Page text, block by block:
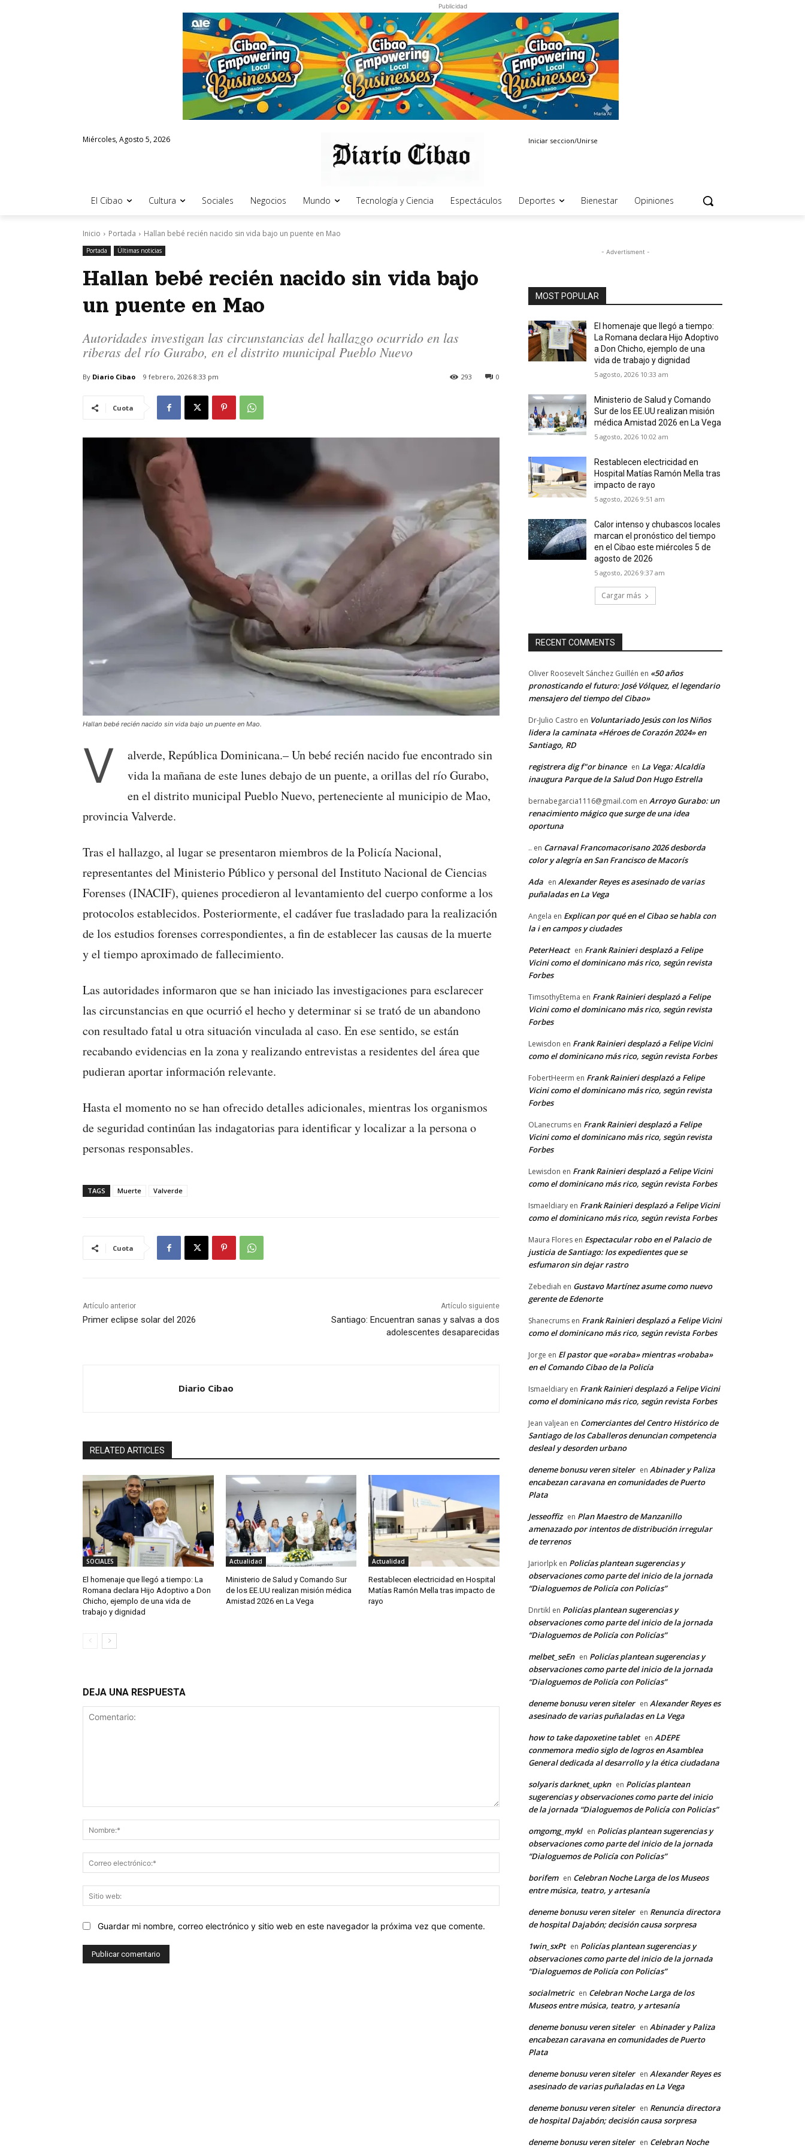
Publicidad
Miércoles, Agosto 5, 2026 Iniciar seccion/Unirse
El Cibao Cultura Sociales Negocios Mundo Tecnología y Ciencia Espectáculos Deportes Bienestar Opiniones
Inicio Portada Hallan bebé recién nacido sin vida bajo un puente en Mao
Portada Últimas noticias
Hallan bebé recién nacido sin vida bajo
un puente en Mao
Autoridades investigan las circunstancias del hallazgo ocurrido en las
riberas del río Gurabo, en el distrito municipal Pueblo Nuevo
By Diario Cibao 9 febrero, 2026 8:33 pm 0
293
Cuota
Hallan bebé recién nacido sin vida bajo un puente en Mao.
V
alverde, República Dominicana.– Un bebé recién nacido fue encontrado sin
vida la mañana de este lunes debajo de un puente, a orillas del río Gurabo,
en el distrito municipal Pueblo Nuevo, perteneciente al municipio de Mao,
provincia Valverde.
Tras el hallazgo, al lugar se presentaron miembros de la Policía Nacional,
representantes del Ministerio Público y personal del Instituto Nacional de Ciencias
Forenses (INACIF), quienes procedieron al levantamiento del cuerpo conforme a los
protocolos establecidos. Posteriormente, el cadáver fue trasladado para la realización
de los estudios forenses correspondientes, a fin de establecer las causas de la muerte
y el tiempo aproximado de fallecimiento.
Las autoridades informaron que se han iniciado las investigaciones para esclarecer
las circunstancias en que ocurrió el hecho y determinar si se trató de un abandono
con resultado fatal u otra situación vinculada al caso. En ese sentido, se están
recabando evidencias en la zona y realizando entrevistas a residentes del área que
pudieran aportar información relevante.
Hasta el momento no se han ofrecido detalles adicionales, mientras los organismos
de seguridad continúan las indagatorias para identificar y localizar a la persona o
personas responsables.
TAGS Muerte Valverde
Cuota
Artículo anterior
Primer eclipse solar del 2026
Artículo siguiente
Santiago: Encuentran sanas y salvas a dos
adolescentes desaparecidas
Diario Cibao
RELATED ARTICLES
SOCIALES
El homenaje que llegó a tiempo: La
Romana declara Hijo Adoptivo a Don
Chicho, ejemplo de una vida de
trabajo y dignidad
Actualidad
Ministerio de Salud y Comando Sur
de los EE.UU realizan misión médica
Amistad 2026 en La Vega
Actualidad
Restablecen electricidad en Hospital
Matías Ramón Mella tras impacto de
rayo
DEJA UNA RESPUESTA
electrónico:*
web:
Guardar mi nombre, correo electrónico y sitio web en este navegador la próxima vez que comente.
- Advertisment -
MOST POPULAR
El homenaje que llegó a tiempo:
La Romana declara Hijo Adoptivo
a Don Chicho, ejemplo de una
vida de trabajo y dignidad
5 agosto, 2026 10:33 am
Ministerio de Salud y Comando
Sur de los EE.UU realizan misión
médica Amistad 2026 en La Vega
5 agosto, 2026 10:02 am
Restablecen electricidad en
Hospital Matías Ramón Mella tras
impacto de rayo
5 agosto, 2026 9:51 am
Calor intenso y chubascos locales
marcan el pronóstico del tiempo
en el Cibao este miércoles 5 de
agosto de 2026
5 agosto, 2026 9:37 am
Cargar más
RECENT COMMENTS
Oliver Roosevelt Sánchez Guillén en «50 años
pronosticando el futuro: José Vólquez, el legendario
mensajero del tiempo del Cibao»
Dr-Julio Castro en Voluntariado Jesús con los Niños
lidera la caminata «Héroes de Corazón 2024» en
Santiago, RD
registrera dig f"or binance en La Vega: Alcaldía
inaugura Parque de la Salud Don Hugo Estrella
bernabegarcia1116@gmail.com en Arroyo Gurabo: un
renacimiento mágico que surge de una idea
oportuna
.. en Carnaval Francomacorisano 2026 desborda
color y alegría en San Francisco de Macorís
Ada en Alexander Reyes es asesinado de varias
puñaladas en La Vega
Angela en Explican por qué en el Cibao se habla con
la i en campos y ciudades
PeterHeact en Frank Rainieri desplazó a Felipe
Vicini como el dominicano más rico, según revista
Forbes
TimsothyEtema en Frank Rainieri desplazó a Felipe
Vicini como el dominicano más rico, según revista
Forbes
Lewisdon en Frank Rainieri desplazó a Felipe Vicini
como el dominicano más rico, según revista Forbes
FobertHeerm en Frank Rainieri desplazó a Felipe
Vicini como el dominicano más rico, según revista
Forbes
OLanecrums en Frank Rainieri desplazó a Felipe
Vicini como el dominicano más rico, según revista
Forbes
Lewisdon en Frank Rainieri desplazó a Felipe Vicini
como el dominicano más rico, según revista Forbes
Ismaeldiary en Frank Rainieri desplazó a Felipe Vicini
como el dominicano más rico, según revista Forbes
Maura Flores en Espectacular robo en el Palacio de
justicia de Santiago: los expedientes que se
esfumaron sin dejar rastro
Zebediah en Gustavo Martínez asume como nuevo
gerente de Edenorte
Shanecrums en Frank Rainieri desplazó a Felipe Vicini
como el dominicano más rico, según revista Forbes
Jorge en El pastor que «oraba» mientras «robaba»
en el Comando Cibao de la Policía
Ismaeldiary en Frank Rainieri desplazó a Felipe Vicini
como el dominicano más rico, según revista Forbes
Jean valjean en Comerciantes del Centro Histórico de
Santiago de los Caballeros denuncian competencia
desleal y desorden urbano
deneme bonusu veren siteler en Abinader y Paliza
encabezan caravana en comunidades de Puerto
Plata
Jesseoffiz en Plan Maestro de Manzanillo
amenazado por intentos de distribución irregular
de terrenos
Jariorlpk en Policías plantean sugerencias y
observaciones como parte del inicio de la jornada
“Dialoguemos de Policía con Policías”
Dnrtikl en Policías plantean sugerencias y
observaciones como parte del inicio de la jornada
“Dialoguemos de Policía con Policías”
melbet_seEn en Policías plantean sugerencias y
observaciones como parte del inicio de la jornada
“Dialoguemos de Policía con Policías”
deneme bonusu veren siteler en Alexander Reyes es
asesinado de varias puñaladas en La Vega
how to take dapoxetine tablet en ADEPE
conmemora medio siglo de logros en Asamblea
General dedicada al desarrollo y la ética ciudadana
solyaris darknet_upkn en Policías plantean
sugerencias y observaciones como parte del inicio
de la jornada “Dialoguemos de Policía con Policías”
omgomg_mykl en Policías plantean sugerencias y
observaciones como parte del inicio de la jornada
“Dialoguemos de Policía con Policías”
borifem en Celebran Noche Larga de los Museos
entre música, teatro, y artesanía
deneme bonusu veren siteler en Renuncia directora
de hospital Dajabón; decisión causa sorpresa
1win_sxPt en Policías plantean sugerencias y
observaciones como parte del inicio de la jornada
“Dialoguemos de Policía con Policías”
socialmetric en Celebran Noche Larga de los
Museos entre música, teatro, y artesanía
deneme bonusu veren siteler en Abinader y Paliza
encabezan caravana en comunidades de Puerto
Plata
deneme bonusu veren siteler en Alexander Reyes es
asesinado de varias puñaladas en La Vega
deneme bonusu veren siteler en Renuncia directora
de hospital Dajabón; decisión causa sorpresa
deneme bonusu veren siteler en Celebran Noche